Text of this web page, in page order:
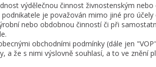
výdělečnou činnost živnostenským nebo
je považován mimo jiné pro
nebo obdobnou činností či při
obchodními podmínky (dále jen
že s nimi výslovně souhlasí, a to ve znění